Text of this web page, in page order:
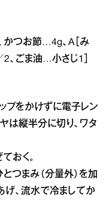
かつお節…4g、A［み
ごま油…小さじ1］
プをかけずに電子レン
は縦半分に切り、ワタ
おく。
つまみ（分量外）を加
げ、流水で冷ましてか